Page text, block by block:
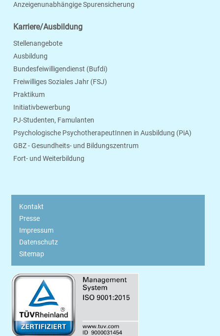
Anzeigenunabhängige Spurensicherung
Karriere/Ausbildung
Stellenangebote
Ausbildung
Bundesfeiwilligendienst (Bufdi)
Freiwilliges Soziales Jahr (FSJ)
Praktikum
Initiativbewerbung
PJ-Studenten, Famulanten
Psychologische PsychotherapeutInnen in Ausbildung (PiA)
GBZ - Gesundheits- und Bildungszentrum
Fort- und Weiterbildung
Kontakt
Presse
Impressum
Datenschutz
Sitemap